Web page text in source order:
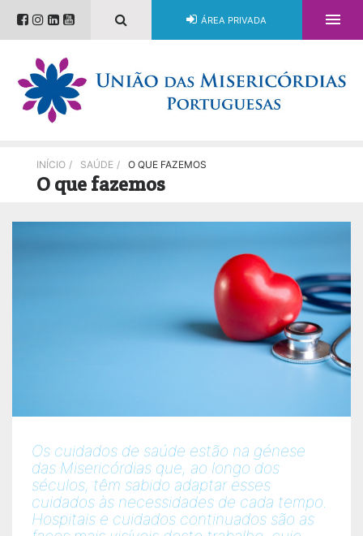
ÁREA PRIVADA 
INÍCIO / SAÚDE / O QUE FAZEMOS
O que fazemos
Os cuidados de saúde estão na génese
das Misericórdias que, ao longo dos
séculos, têm sabido adaptar esses
cuidados às necessidades de cada tempo.
Hospitais e cuidados continuados são as